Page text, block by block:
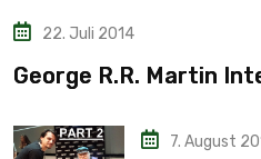
22. Juli 2014
George R.R. Martin
7. August